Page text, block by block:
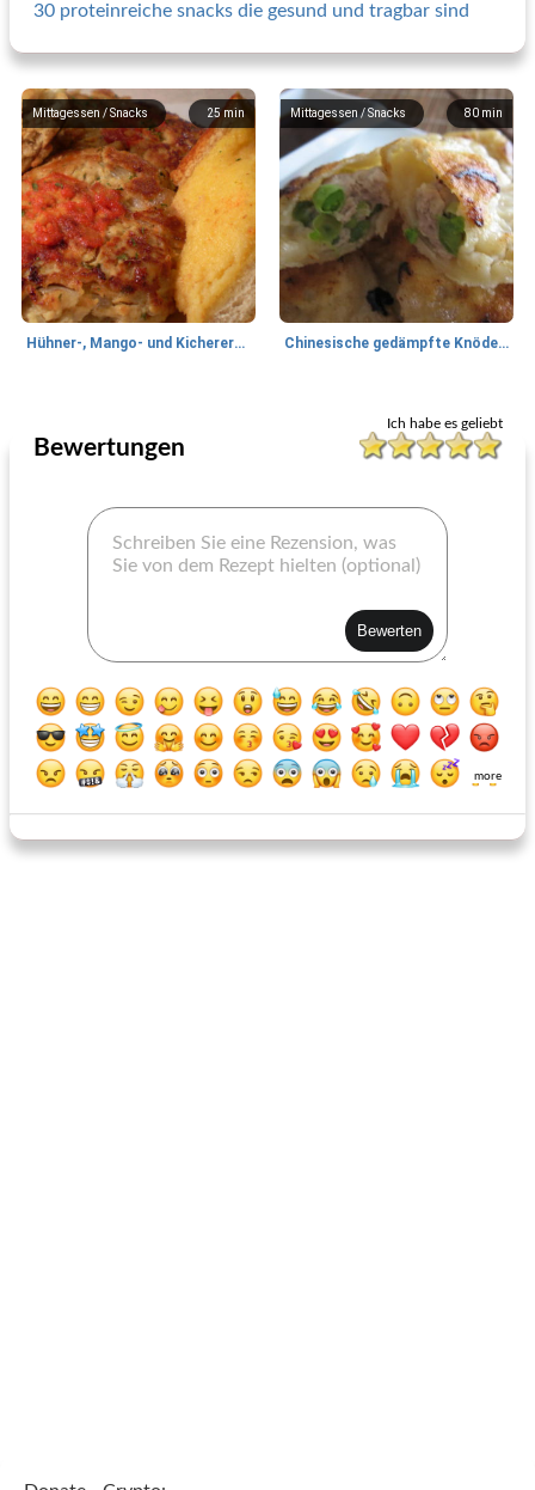
30 proteinreiche snacks die gesund und tragbar sind
25min
Mittagessen / Snacks
Hühner-, Mango- und Kichererbsenburger
80 min
Mittagessen / Snacks
Chinesische gedämpfte Knödel mit Dip
gebackene bohnen balti weiße Burgburger (Nachahmer)
Ich habe es geliebt
Bewertungen
more